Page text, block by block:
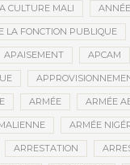
CULTURE MALI
LA FONCTION PUBLIQUE
APAISEMENT APCAM
ARMÉE ARMÉE
ARMÉE
ARRESTATION